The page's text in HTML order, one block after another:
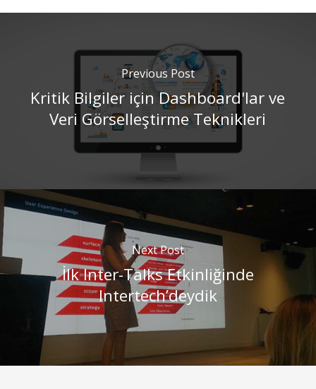
Previous Post
Kritik Bilgiler için Dashboard'lar ve
Veri Görselleştirme Teknikleri
Next Post
İlk Inter-Talks Etkinliğinde
Intertech’deydik